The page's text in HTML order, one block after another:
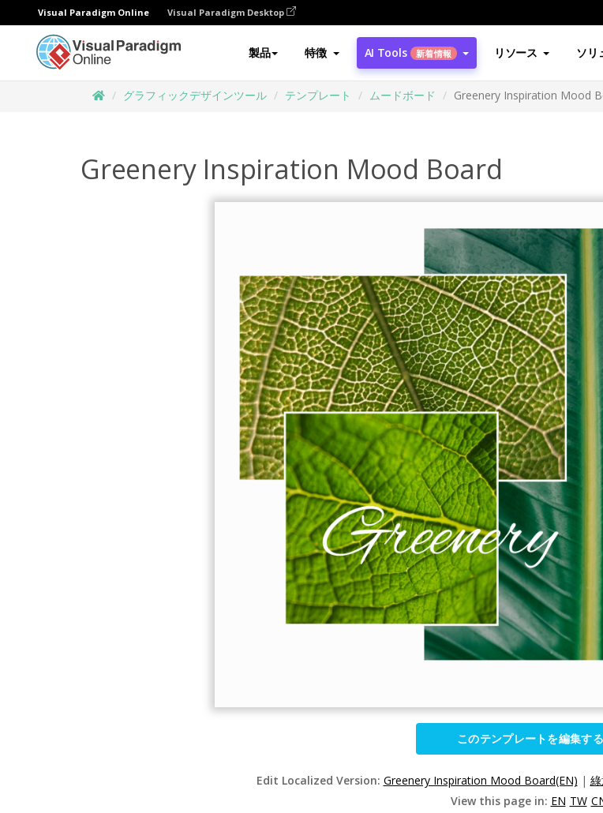
Visual Paradigm Online Visual Paradigm Desktop
製品 特徴 AI Tools 新着情報 リソース ソリ
グラフィックデザインツール テンプレート ムードボード Greenery Inspiration Mood
Greenery Inspiration Mood Board
このテンプレートを編集する
Edit Localized Version: Greenery Inspiration Mood Board(EN) |
View this page in: EN TW